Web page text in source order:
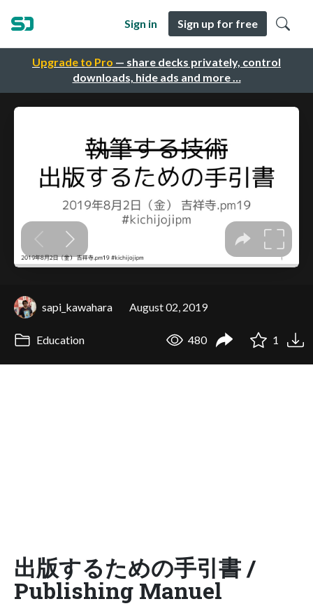
Upgrade to Pro — share decks privately, control
downloads, hide ads and more …
Sign in Sign up for free
sapi_kawahara August 02, 2019
Education 480 1
出版するための手引書 /
Publishing Manuel